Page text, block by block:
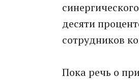
десяти
сотрудников
Пока речь о